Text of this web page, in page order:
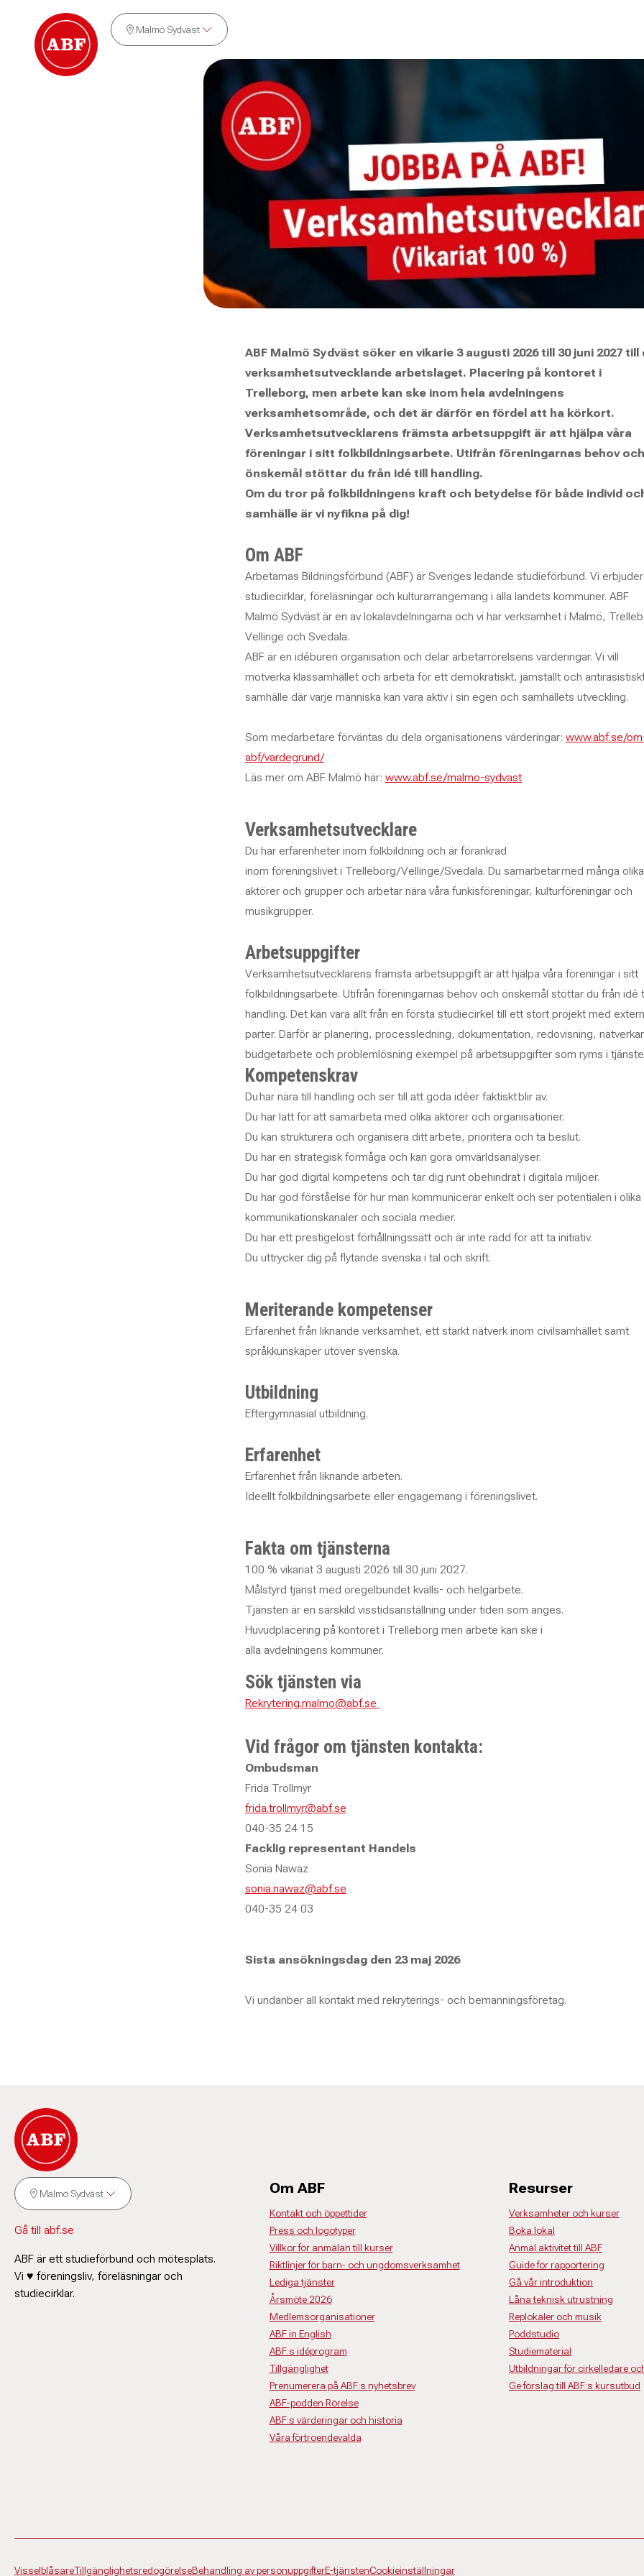
Malmö Sydväst
ABF Malmö Sydväst söker en vikarie 3 augusti 2026 till 30 juni 2027 till
verksamhetsutvecklande arbetslaget. Placering på kontoret i
Trelleborg, men arbete kan ske inom hela avdelningens
verksamhetsområde, och det är därför en fördel att ha körkort.
Verksamhetsutvecklarens främsta arbetsuppgift är att hjälpa våra
föreningar i sitt folkbildningsarbete. Utifrån föreningarnas behov och
önskemål stöttar du från idé till handling.
Om du tror på folkbildningens kraft och betydelse för både individ
samhälle är vi nyfikna på dig!
Om ABF
Arbetarnas Bildningsförbund (ABF) är Sveriges ledande studieförbund. Vi erbjuder
studiecirklar, föreläsningar och kulturarrangemang i alla landets kommuner. ABF
Malmö Sydväst är en av lokalavdelningarna och vi har verksamhet i Malmö,
Vellinge och Svedala.
ABF är en idéburen organisation och delar arbetarrörelsens värderingar. Vi vill
motverka klassamhället och arbeta för ett demokratiskt, jämställt och
samhälle där varje människa kan vara aktiv i sin egen och samhällets utveckling.
Som medarbetare förväntas du dela organisationens värderingar: www.abf.se/
abf/vardegrund/
Läs mer om ABF Malmö här: www.abf.se/malmo-sydvast
Verksamhetsutvecklare
Du har erfarenheter inom folkbildning och är förankrad
inom föreningslivet i Trelleborg/Vellinge/Svedala. Du samarbetarmed många olika
aktörer och grupper och arbetar nära våra funkisföreningar, kulturföreningar och
musikgrupper.
Arbetsuppgifter
Verksamhetsutvecklarens främsta arbetsuppgift är att hjälpa våra föreningar i sitt
folkbildningsarbete. Utifrån föreningarnas behov och önskemål stöttar du från idé
handling. Det kan vara allt från en första studiecirkel till ett stort projekt med
parter. Därför är planering, processledning, dokumentation, redovisning,
budgetarbete och problemlösning exempel på arbetsuppgifter som ryms i
Kompetenskrav
Duhar nära till handling och ser till att goda idéer faktisktblir av.
Du har lätt för att samarbeta med olika aktörer och organisationer.
Du kan strukturera och organisera dittarbete, prioritera och ta beslut.
Du har en strategisk förmåga och kan göra omvärldsanalyser.
Du har god digital kompetens och tar dig runt obehindrat i digitala miljöer.
Du har god förståelse för hur man kommunicerar enkelt och ser potentialen i olika
kommunikationskanaler och sociala medier.
Du har ett prestigelöst förhållningssätt och är inte rädd för att ta initiativ.
Du uttrycker dig på flytande svenska i tal och skrift.
Meriterande kompetenser
Erfarenhet från liknande verksamhet, ett starkt nätverk inom civilsamhället samt
språkkunskaper utöver svenska.
Utbildning
Eftergymnasial utbildning.
Erfarenhet
Erfarenhet från liknande arbeten.
Ideellt folkbildningsarbete eller engagemang i föreningslivet.
Fakta om tjänsterna
100 % vikariat 3 augusti 2026 till 30 juni 2027.
Målstyrd tjänst med oregelbundet kvälls- och helgarbete.
Tjänsten är en särskild visstidsanställning under tiden som anges.
Huvudplacering på kontoret i Trelleborg men arbete kan ske i
alla avdelningens kommuner.
Sök tjänsten via
Rekrytering.malmo@abf.se
Vid frågor om tjänsten kontakta:
Ombudsman
Frida Trollmyr
frida.trollmyr@abf.se
040-35 24 15
Facklig representant Handels
Sonia Nawaz
sonia.nawaz@abf.se
040-35 24 03
Sista ansökningsdag den 23 maj 2026
Vi undanber all kontakt med rekryterings- och bemanningsföretag.
Malmö Sydväst
Gå till abf.se
ABF är ett studieförbund och mötesplats.
Vi ♥ föreningsliv, föreläsningar och
studiecirklar.
Om ABF
Kontakt och öppettider
Press och logotyper
Villkor för anmälan till kurser
Riktlinjer för barn- och ungdomsverksamhet
Lediga tjänster
Årsmöte 2026
Medlemsorganisationer
ABF in English
ABF:s idéprogram
Tillgänglighet
Prenumerera på ABF:s nyhetsbrev
ABF-podden Rörelse
ABF:s värderingar och historia
Våra förtroendevalda
Resurser
Verksamheter och kurser
Boka lokal
Anmäl aktivitet till ABF
Guide för rapportering
Gå vår introduktion
Låna teknisk utrustning
Replokaler och musik
Poddstudio
Studiematerial
Utbildningar för cirkelledare
Ge förslag till ABF:s kursutbud
VisselblåsareTillgänglighetsredogörelseBehandling av personuppgifterE-tjänstenCookieinställningar